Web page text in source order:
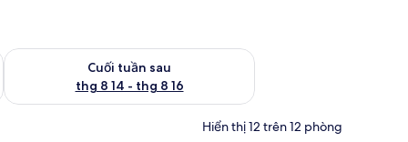
thg 8 7 - thg 8 9
Cuối tuần sau
thg 8 14 - thg 8 16
Kiểm tra lượng phòng cuối tuần tới từ thg 8 14 - thg 8 16
Hiển thị 12 trên 12 phòng